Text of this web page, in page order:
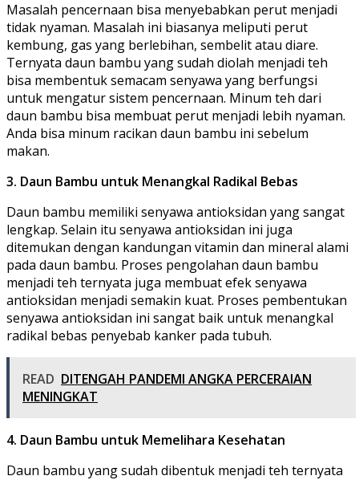
Masalah pencernaan bisa menyebabkan perut menjadi
tidak nyaman. Masalah ini biasanya meliputi perut
kembung, gas yang berlebihan, sembelit atau diare.
Ternyata daun bambu yang sudah diolah menjadi teh
bisa membentuk semacam senyawa yang berfungsi
untuk mengatur sistem pencernaan. Minum teh dari
daun bambu bisa membuat perut menjadi lebih nyaman.
Anda bisa minum racikan daun bambu ini sebelum
makan.
3. Daun Bambu untuk Menangkal Radikal Bebas
Daun bambu memiliki senyawa antioksidan yang sangat
lengkap. Selain itu senyawa antioksidan ini juga
ditemukan dengan kandungan vitamin dan mineral alami
pada daun bambu. Proses pengolahan daun bambu
menjadi teh ternyata juga membuat efek senyawa
antioksidan menjadi semakin kuat. Proses pembentukan
senyawa antioksidan ini sangat baik untuk menangkal
radikal bebas penyebab kanker pada tubuh.
READ DITENGAH PANDEMI ANGKA PERCERAIAN
MENINGKAT
4. Daun Bambu untuk Memelihara Kesehatan
Daun bambu yang sudah dibentuk menjadi teh ternyata